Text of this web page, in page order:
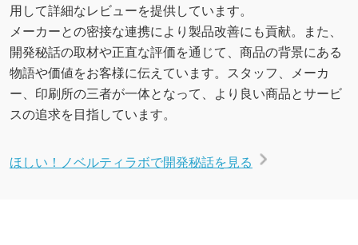
用して詳細なレビューを提供しています。
メーカーとの密接な連携により製品改善にも貢献。また、
開発秘話の取材や正直な評価を通じて、商品の背景にある
物語や価値をお客様に伝えています。スタッフ、メーカ
ー、印刷所の三者が一体となって、より良い商品とサービ
スの追求を目指しています。
ほしい！ノベルティラボで開発秘話を見る